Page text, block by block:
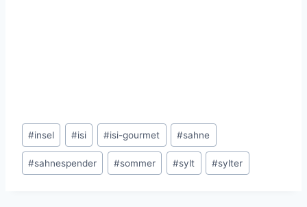
Schlagworte:
#insel #isi #isi-gourmet #sahne
#sahnespender #sommer #sylt #sylter